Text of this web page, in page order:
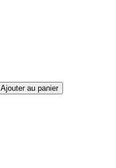
Ajouter au panier